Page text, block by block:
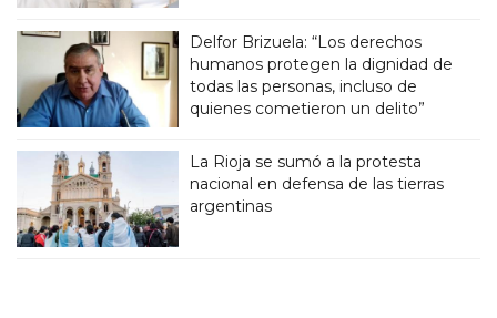
Delfor Brizuela: “Los derechos
humanos protegen la dignidad de
todas las personas, incluso de
quienes cometieron un delito”
La Rioja se sumó a la protesta
nacional en defensa de las tierras
argentinas